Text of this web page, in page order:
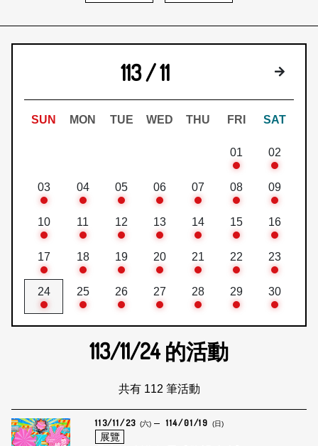
113 / 11 下個月
SUN MON TUE WED THU FRI SAT
01 02
03 04 05 06 07 08 09
10 11 12 13 14 15 16
17 18 19 20 21 22 23
24 25 26 27 28 29 30
113/11/24的活動
共有 112 筆活動
113/11/23 (六) 114/01/19 (日)
展覽